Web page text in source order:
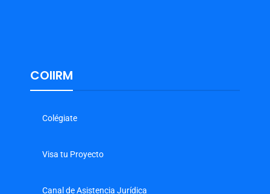
COIIRM
Colégiate
Visa tu Proyecto
Canal de Asistencia Jurídica